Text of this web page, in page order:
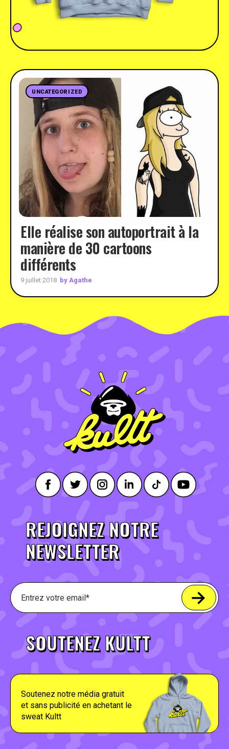
UNCATEGORIZED
Elle réalise son autoportrait à la
manière de 30 cartoons
différents
9 juillet 2018 by Agathe
REJOIGNEZ NOTRE
NEWSLETTER
SOUTENEZ KULTT
Soutenez notre média gratuit
et sans publicité en achetant le
sweat Kultt